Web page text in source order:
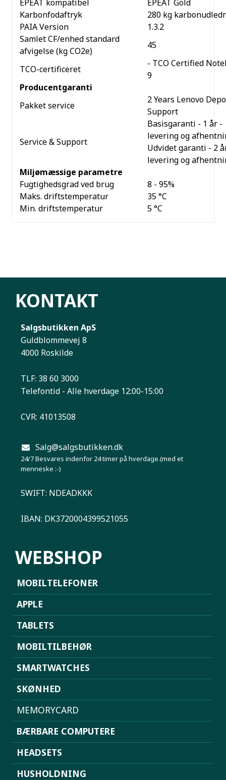
EPEAT kompatibel
EPEAT Gold
Karbonfodaftryk
280 kg
PAIA Version
1.3.2
Samlet CF/enhed standard
afvigelse (kg CO2e)
45
TCO-certificeret
- TCO Certified
9
Producentgaranti
Pakket service
2 Years Lenovo
Support
Service & Support
Basisgaranti - 1 år -
levering og
Udvidet garanti - 2
levering og
Miljømæssige parametre
Fugtighedsgrad ved brug
8 - 95%
Maks. driftstemperatur
35 °C
Min. driftstemperatur
5 °C
KONTAKT
Salgsbutikken ApS
Guldblommevej 8
4000 Roskilde
TLF: 38 60 3000
Telefontid - Alle hverdage 12:00-15:00
CVR: 41013508
Salg@salgsbutikken.dk
24/7 Besvares indenfor 24 timer på hverdage.(med et
menneske :-)
SWIFT: NDEADKKK
IBAN: DK3720004399521055
WEBSHOP
MOBILTELEFONER
APPLE
TABLETS
MOBILTILBEHØR
SMARTWATCHES
SKØNHED
MEMORYCARD
BÆRBARE COMPUTERE
HEADSETS
HUSHOLDNING